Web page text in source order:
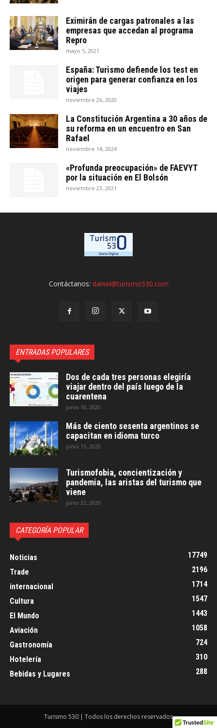
Eximirán de cargas patronales a las
empresas que accedan al programa
Repro
mayo 5, 2021
España: Turismo defiende los test en
origen para generar confianza en los
viajes
noviembre 26, 2020
La Constitución Argentina a 30 años de
su reforma en un encuentro en San
Rafael
noviembre 14, 2024
«Profunda preocupación» de FAEVYT
por la situación en El Bolsón
noviembre 23, 2021
Contáctanos: daniel@turismo530.com
ENTRADAS POPULARES
Dos de cada tres personas elegiría
viajar dentro del país luego de la
cuarentena
junio 10, 2020
Más de ciento sesenta argentinos se
capacitan en idioma turco
junio 13, 2020
Turismofobia, concientización y
pandemia, las aristas del turismo que
viene
junio 22, 2020
CATEGORÍA POPULAR
Noticias
17749
Trade
2196
internacional
1714
Cultura
1547
El Mundo
1443
Aviación
1058
Gastronomía
724
Hotelería
310
Bebidas y Lugares
288
Turismo 530 | Todos los derechos reservados